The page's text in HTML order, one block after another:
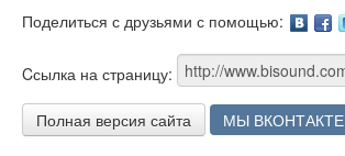
Поделиться с друзьями с помощью:
Cсылка на страницу:
Полная версия сайта МЫ ВКОНТАКТЕ